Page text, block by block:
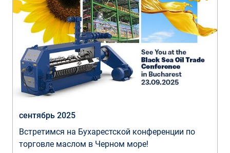
сентябрь 2025
Встретимся на Бухарестской конференции по
торговле маслом в Черном море!